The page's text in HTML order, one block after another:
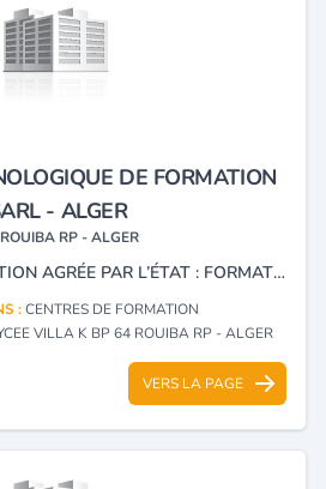
DE FORMATION
- ALGER
ROUIBA RP - ALGER
INSTITUT DE FORMATION AGRÉE PAR L’ÉTAT : FORMATIONS DE TS EN INFORMATIQUE, MARKETING, COMMERCE INTERNATIONAL , COMPTABILITÉ ( CAP,CMTC CED), HSE, LANGUES ÉTRANGÈRES
:CENTRES DE FORMATION
VILLA K BP 64 ROUIBA RP - ALGER
VERS LA PAGE